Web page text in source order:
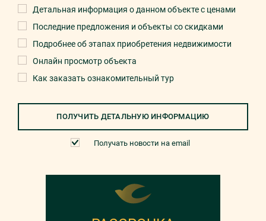
Детальная информация о данном объекте с ценами
Последние предложения и объекты со скидками
Подробнее об этапах приобретения недвижимости
Онлайн просмотр объекта
Как заказать ознакомительный тур
ПОЛУЧИТЬ ДЕТАЛЬНУЮ ИНФОРМАЦИЮ
Получать новости на email